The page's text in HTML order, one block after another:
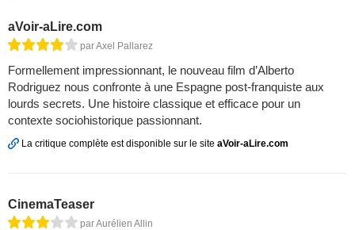
aVoir-aLire.com
par Axel Pallarez
Formellement impressionnant, le nouveau film d’Alberto
Rodriguez nous confronte à une Espagne post-franquiste aux
lourds secrets. Une histoire classique et efficace pour un
contexte sociohistorique passionnant.
La critique complète est disponible sur le site aVoir-aLire.com
CinemaTeaser
par Aurélien Allin